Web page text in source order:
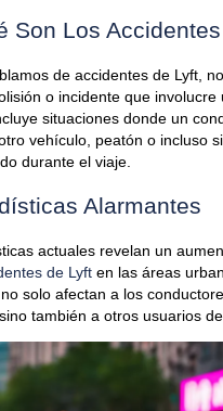
Son Los
de accidentes de Lyft,
o incidente que involucre
situaciones donde un
vehículo, peatón o incluso
durante el viaje.
Alarmantes
actuales revelan un
de Lyft en las áreas
solo afectan a los
también a otros usuarios